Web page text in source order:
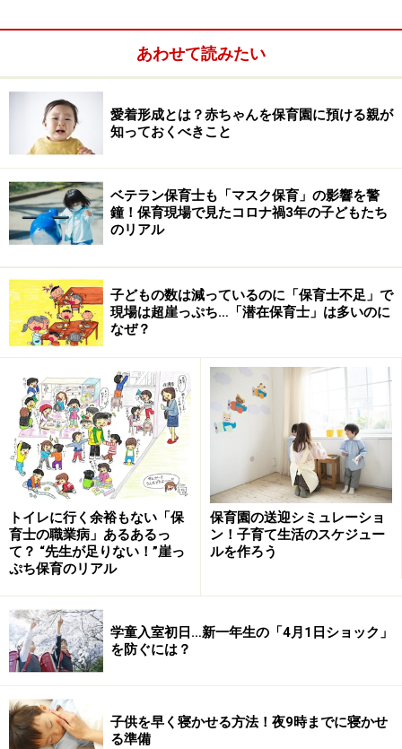
多くの担当者自身が「最低基準はまさに『最低』のライ
ン」と断言しているような低い基準のもの。それを改
め、地方自治体に権限を委譲するとなると、お金を持っ
ている自治体と、そうでない自治体とでは、保育園の基
準に大きな差が付くことになります。
>>すでに自治体ごとに保育内容の差が！>>
※記事内容は執筆時点のものです。最新の内容をご確認くださ
い。
1/2 次のページへ
あわせて読みたい
愛着形成とは？赤ちゃんを保育園に預ける親が
知っておくべきこと
ベテラン保育士も「マスク保育」の影響を警
鐘！保育現場で見たコロナ禍3年の子どもたち
のリアル
子どもの数は減っているのに「保育士不足」で
現場は超崖っぷち…「潜在保育士」は多いのに
なぜ？
トイレに行く余裕もない「保
育士の職業病」あるあるっ
て？ “先生が足りない！”崖っ
ぷち保育のリアル
保育園の送迎シミュレーショ
ン！子育て生活のスケジュー
ルを作ろう
学童入室初日…新一年生の「4月1日ショック」
を防ぐには？
子供を早く寝かせる方法！夜9時までに寝かせ
る準備